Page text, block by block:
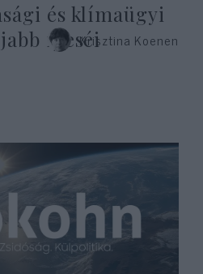
és klímaügyi
meséiKrisztina Koenen